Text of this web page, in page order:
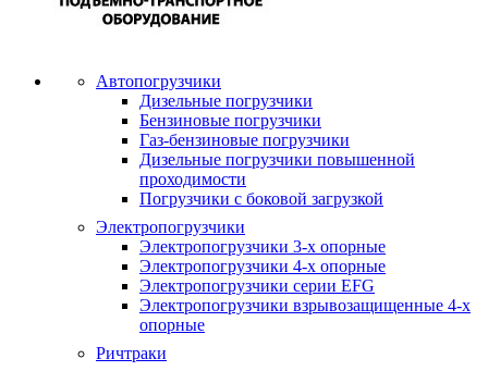
Автопогрузчики
Дизельные погрузчики
Бензиновые погрузчики
Газ-бензиновые погрузчики
Дизельные погрузчики повышенной
проходимости
Погрузчики с боковой загрузкой
Электропогрузчики
Электропогрузчики 3-х опорные
Электропогрузчики 4-х опорные
Электропогрузчики серии EFG
Электропогрузчики взрывозащищенные 4-х
опорные
Ричтраки